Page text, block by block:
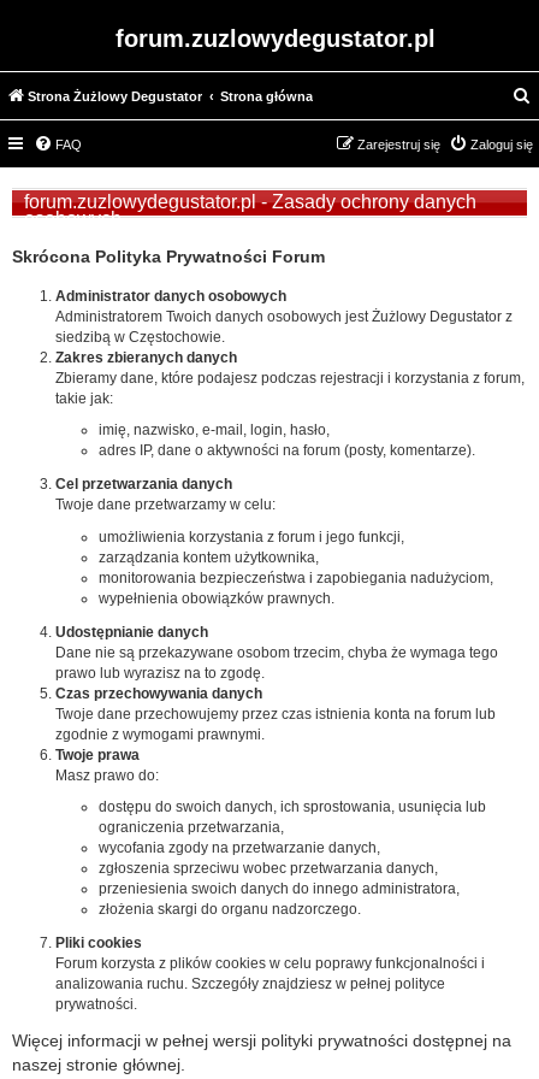
forum.zuzlowydegustator.pl
Strona Żużlowy Degustator Strona główna
z
u
FAQ Zaloguj się
Zarejestruj się
forum.zuzlowydegustator.pl - Zasady ochrony danych
osobowych
Skrócona Polityka Prywatności Forum
Administrator danych osobowych
Administratorem Twoich danych osobowych jest Żużlowy Degustator z
siedzibą w Częstochowie.
Zakres zbieranych danych
Zbieramy dane, które podajesz podczas rejestracji i korzystania z forum,
takie jak:
imię, nazwisko, e-mail, login, hasło,
adres IP, dane o aktywności na forum (posty, komentarze).
Cel przetwarzania danych
Twoje dane przetwarzamy w celu:
umożliwienia korzystania z forum i jego funkcji,
zarządzania kontem użytkownika,
monitorowania bezpieczeństwa i zapobiegania nadużyciom,
wypełnienia obowiązków prawnych.
Udostępnianie danych
Dane nie są przekazywane osobom trzecim, chyba że wymaga tego
prawo lub wyrazisz na to zgodę.
Czas przechowywania danych
Twoje dane przechowujemy przez czas istnienia konta na forum lub
zgodnie z wymogami prawnymi.
Twoje prawa
Masz prawo do:
dostępu do swoich danych, ich sprostowania, usunięcia lub
ograniczenia przetwarzania,
wycofania zgody na przetwarzanie danych,
zgłoszenia sprzeciwu wobec przetwarzania danych,
przeniesienia swoich danych do innego administratora,
złożenia skargi do organu nadzorczego.
Pliki cookies
Forum korzysta z plików cookies w celu poprawy funkcjonalności i
analizowania ruchu. Szczegóły znajdziesz w pełnej polityce
prywatności.
Więcej informacji w pełnej wersji polityki prywatności dostępnej na
naszej stronie głównej.